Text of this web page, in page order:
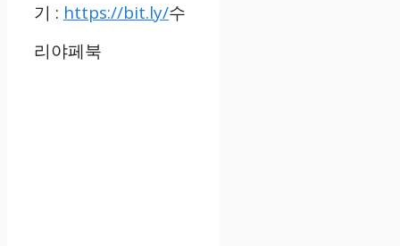
기 : https://bit.ly/수
리야페북